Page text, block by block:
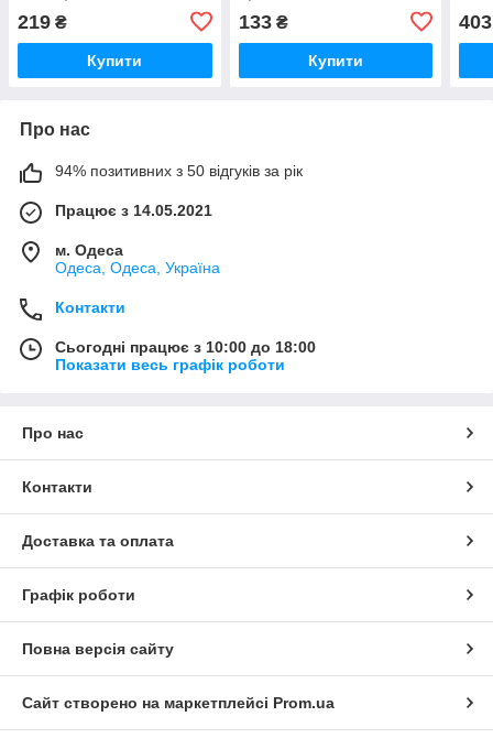
219 ₴
Купити
133₴
Купити
403
Про нас
94% позитивних з 50 відгуків за рік
Працює з 14.05.2021
м. Одеса
Одеса, Одеса, Україна
Контакти
Сьогодні працює з 10:00 до 18:00
Показати весь графік роботи
Про нас
Контакти
Доставка та оплата
Графік роботи
Повна версія сайту
Сайт створено на маркетплейсі Prom.ua